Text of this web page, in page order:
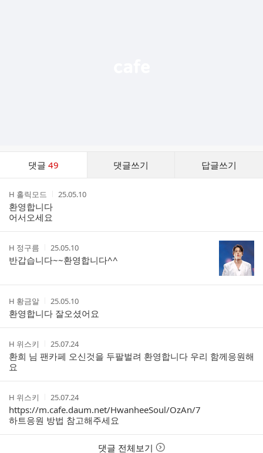
댓글49 댓글쓰기 답글쓰기
트
작
성
자
H 홀릭모드
작
25.05.10
환영합니다
어서오세요
작
성
자
H 정구름
작
성
시
25.05.10
반갑습니다~~환영합니다^^
작
성
자
H 황금알
작
성
시
간
25.05.10
환영합니다 잘오셨어요
작
성
자
H 위스키
작
성
시
25.07.24
환희 님 팬카페 오신것을 두팔벌려 환영합니다 우리 함께응원해
요
작
성
자
H 위스키
작
성
시
간
25.07.24
https://m.cafe.daum.net/HwanheeSoul/OzAn/7
하트응원 방법 참고해주세요
댓글 전체보기